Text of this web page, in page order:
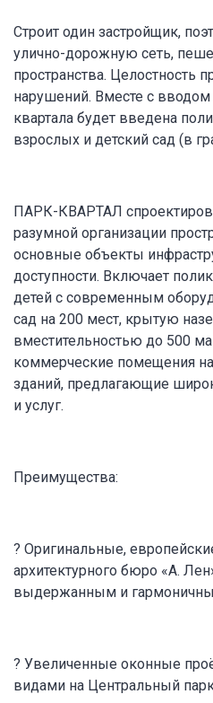
Строит один застройщик,
улично-дорожную сеть,
пространства. Целостность
нарушений. Вместе с
квартала будет введена
взрослых и детский сад (в
ПАРК-КВАРТАЛ
разумной организации
основные объекты
доступности. Включает
детей с современным
сад на 200 мест, крытую
вместительностью до 500
коммерческие помещения
зданий, предлагающие
и услуг.
Преимущества:
? Оригинальные,
архитектурного бюро «А.
выдержанным и
? Увеличенные оконные
видами на Центральный